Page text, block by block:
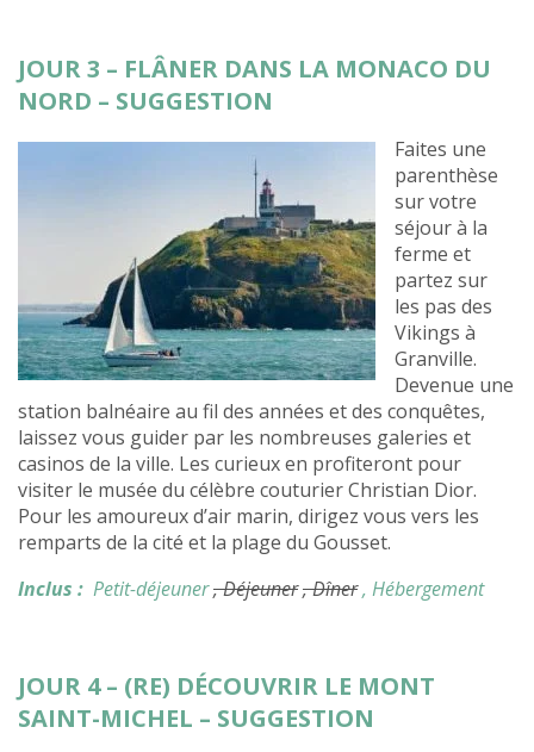
JOUR 3 – FLÂNER DANS LA MONACO DU
NORD – SUGGESTION
Faites une
parenthèse
sur votre
séjour à la
ferme et
partez sur
les pas des
Vikings à
Granville.
Devenue une
station balnéaire au fil des années et des conquêtes,
laissez vous guider par les nombreuses galeries et
casinos de la ville. Les curieux en profiteront pour
visiter le musée du célèbre couturier Christian Dior.
Pour les amoureux d’air marin, dirigez vous vers les
remparts de la cité et la plage du Gousset.
Inclus : Petit-déjeuner, Déjeuner, Dîner, Hébergement
JOUR 4 – (RE) DÉCOUVRIR LE MONT
SAINT-MICHEL – SUGGESTION